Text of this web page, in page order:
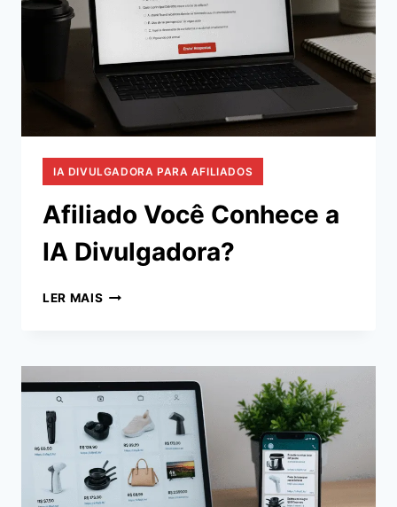
IA DIVULGADORA PARA AFILIADOS
Afiliado Você Conhece a
IA Divulgadora?
LER MAIS AFILIADO
IA
DIVULGADORA?